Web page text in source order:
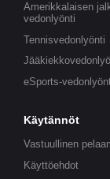
Amerikkalaisen
vedonlyönti
Tennisvedonlyönti
eSports-
Käytännöt
Vastuullinen
Käyttöehdot